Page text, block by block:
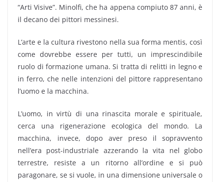
“Arti Visive”. Minolfi, che ha appena compiuto 87 anni, è
il decano dei pittori messinesi.
L’arte e la cultura rivestono nella sua forma mentis, così
come dovrebbe essere per tutti, un imprescindibile
ruolo di formazione umana. Si tratta di relitti in legno e
in ferro, che nelle intenzioni del pittore rappresentano
l’uomo e la macchina.
L’uomo, in virtù di una rinascita morale e spirituale,
cerca una rigenerazione ecologica del mondo. La
macchina, invece, dopo aver preso il sopravvento
nell’era post-industriale azzerando la vita nel globo
terrestre, resiste a un ritorno all’ordine e si può
paragonare, se si vuole, in una dimensione universale o